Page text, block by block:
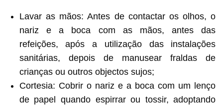
Lavar as mãos: Antes de contactar os olhos, o
nariz e a boca com as mãos, antes das
refeições, após a utilização das instalações
sanitárias, depois de manusear fraldas de
crianças ou outros objectos sujos;
Cortesia: Cobrir o nariz e a boca com um lenço
de papel quando espirrar ou tossir, adoptando